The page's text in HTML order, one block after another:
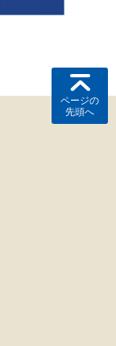
ページの
先頭へ